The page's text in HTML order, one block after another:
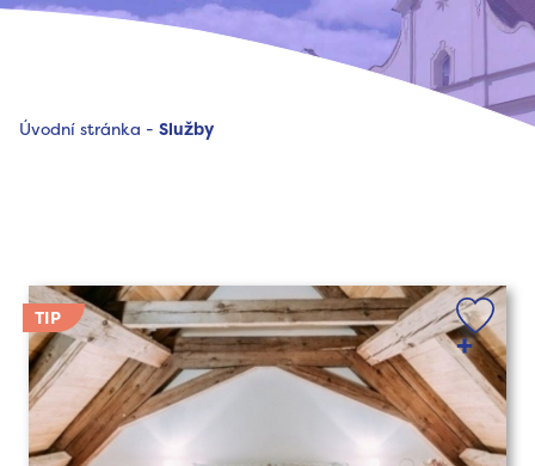
Úvodní stránka - Služby